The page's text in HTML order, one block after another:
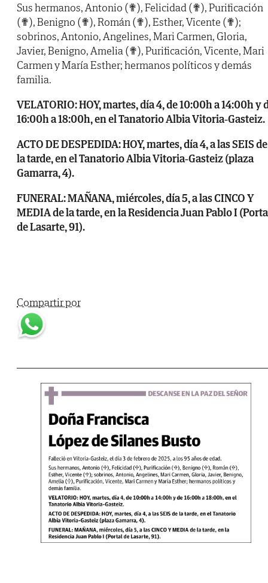
Sus hermanos, Antonio (✟), Felicidad (✟), Purificación
(✟), Benigno (✟), Román (✟), Esther, Vicente (✟);
sobrinos, Antonio, Angelines, Mari Carmen, Gloria,
Javier, Benigno, Amelia (✟), Purificación, Vicente, Mari
Carmen y María Esther; hermanos políticos y demás
familia.
VELATORIO: HOY, martes, día 4, de 10:00h a 14:00h y
16:00h a 18:00h, en el Tanatorio Albia Vitoria-Gasteiz.
ACTO DE DESPEDIDA: HOY, martes, día 4, a las SEIS de
la tarde, en el Tanatorio Albia Vitoria-Gasteiz (plaza
Gamarra, 4).
FUNERAL: MAÑANA, miércoles, día 5, a las CINCO Y
MEDIA de la tarde, en la Residencia Juan Pablo I
de Lasarte, 91).
Compartir por